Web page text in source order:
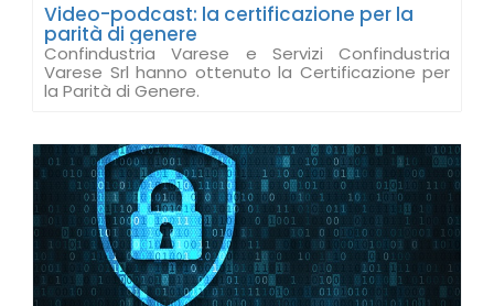
Video-podcast: la certificazione per la
parità di genere
Confindustria Varese e Servizi Confindustria
Varese Srl hanno ottenuto la Certificazione per
la Parità di Genere.